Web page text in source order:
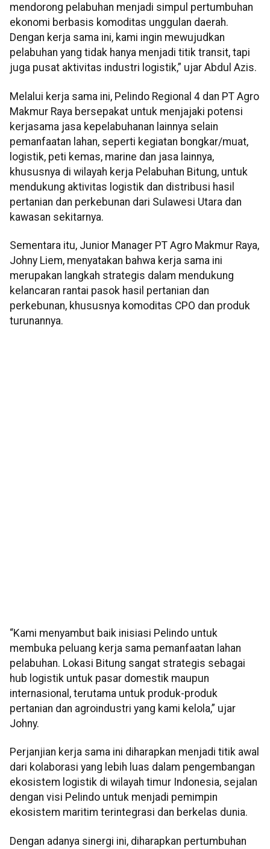
mendorong pelabuhan menjadi simpul pertumbuhan
ekonomi berbasis komoditas unggulan daerah.
Dengan kerja sama ini, kami ingin mewujudkan
pelabuhan yang tidak hanya menjadi titik transit, tapi
juga pusat aktivitas industri logistik,” ujar Abdul Azis.
Melalui kerja sama ini, Pelindo Regional 4 dan PT Agro
Makmur Raya bersepakat untuk menjajaki potensi
kerjasama jasa kepelabuhanan lainnya selain
pemanfaatan lahan, seperti kegiatan bongkar/muat,
logistik, peti kemas, marine dan jasa lainnya,
khususnya di wilayah kerja Pelabuhan Bitung, untuk
mendukung aktivitas logistik dan distribusi hasil
pertanian dan perkebunan dari Sulawesi Utara dan
kawasan sekitarnya.
Sementara itu, Junior Manager PT Agro Makmur Raya,
Johny Liem, menyatakan bahwa kerja sama ini
merupakan langkah strategis dalam mendukung
kelancaran rantai pasok hasil pertanian dan
perkebunan, khususnya komoditas CPO dan produk
turunannya.
“Kami menyambut baik inisiasi Pelindo untuk
membuka peluang kerja sama pemanfaatan lahan
pelabuhan. Lokasi Bitung sangat strategis sebagai
hub logistik untuk pasar domestik maupun
internasional, terutama untuk produk-produk
pertanian dan agroindustri yang kami kelola,” ujar
Johny.
Perjanjian kerja sama ini diharapkan menjadi titik awal
dari kolaborasi yang lebih luas dalam pengembangan
ekosistem logistik di wilayah timur Indonesia, sejalan
dengan visi Pelindo untuk menjadi pemimpin
ekosistem maritim terintegrasi dan berkelas dunia.
Dengan adanya sinergi ini, diharapkan pertumbuhan